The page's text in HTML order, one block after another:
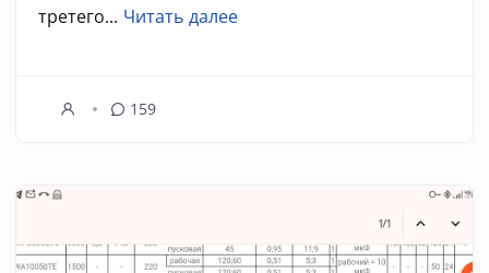
третего... Читать далее
159